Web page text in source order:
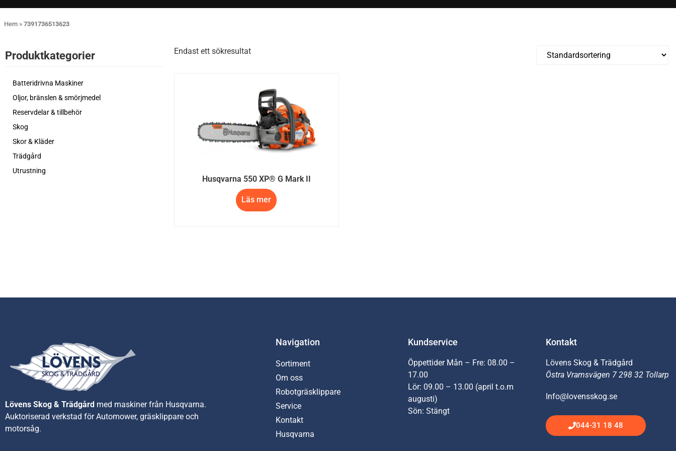
Hem » 7391736513623
Produktkategorier​
Batteridrivna Maskiner
Oljor, bränslen & smörjmedel
Reservdelar & tillbehör
Skog
Skor & Kläder
Trädgård
Utrustning
Endast ett sökresultat
Husqvarna 550 XP® G Mark II
Läs mer
Lövens Skog & Trädgård med maskiner från Husqvarna.
Auktoriserad verkstad för Automower, gräsklippare och
motorsåg.
Navigation
Sortiment
Om oss
Robotgräsklippare
Service
Kontakt
Husqvarna
Kundservice
Öppettider Mån – Fre: 08.00 –
17.00
Lör: 09.00 – 13.00 (april t.o.m
augusti)
Sön: Stängt
Kontakt
Lövens Skog & Trädgård
Östra Vramsvägen 7 298 32 Tollarp
Info@lovensskog.se
044-31 18 48